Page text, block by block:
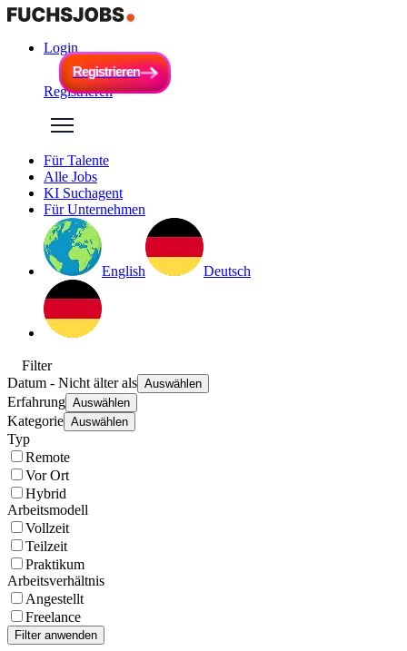
Login
Registrieren
Registrieren
Registrieren
Für Talente
Alle Jobs
KI Suchagent
Für Unternehmen
English Deutsch
Filter
Datum - Nicht älter als Auswählen
Erfahrung Auswählen
Kategorie Auswählen
Typ
Remote
Vor Ort
Hybrid
Arbeitsmodell
Vollzeit
Teilzeit
Praktikum
Arbeitsverhältnis
Angestellt
Freelance